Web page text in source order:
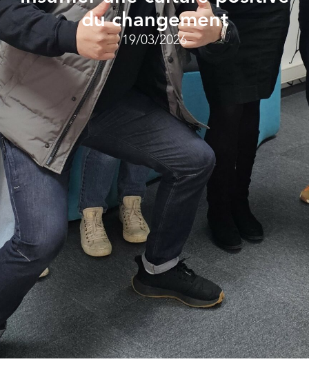
du changement
19/03/2026